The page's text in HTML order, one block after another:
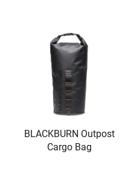
BLACKBURN Outpost
Cargo Bag